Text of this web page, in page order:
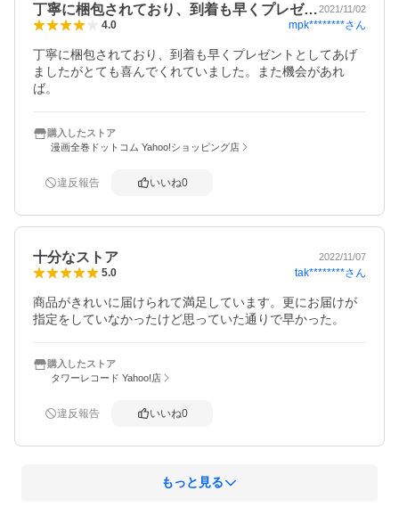
丁寧に梱包されており、到着も早くプレゼ…2021/11/02
4.0 mpk********さん
丁寧に梱包されており、到着も早くプレゼントとしてあげ
ましたがとても喜んでくれていました。また機会があれ
ば。
購入したストア
漫画全巻ドットコム Yahoo!ショッピング店
違反報告 いいね0
十分なストア 2022/11/07
5.0 tak********さん
商品がきれいに届けられて満足しています。更にお届けが
指定をしていなかったけど思っていた通りで早かった。
購入したストア
タワーレコード Yahoo!店
違反報告 いいね0
もっと見る